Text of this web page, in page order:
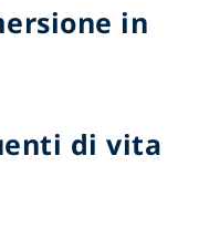
in
di vita